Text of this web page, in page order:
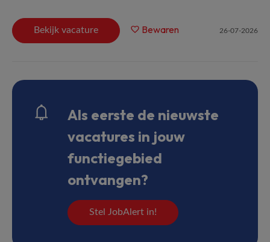
Bekijk vacature Bewaren 26-07-2026
Als eerste de nieuwste
vacatures in jouw
functiegebied
ontvangen?
Stel JobAlert in!